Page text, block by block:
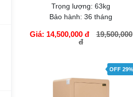
Két sắt Bofa model ZB-80FX
Miễn phí vận chuyển
C80 * R46 * S40 cm
Trọng lượng:
19,500,000
đ